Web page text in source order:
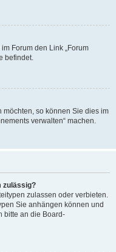
Forum den Link „Forum
befindet.
so können Sie dies im
verwalten“ machen.
zulässig?
zulassen oder verbieten.
Sie anhängen können und
bitte an die Board-